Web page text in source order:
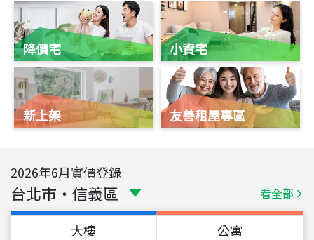
降價宅
新上架
小資宅
友善租屋專區
2026年6月實價登錄
台北市 ・ 信義區 看全部
大樓 公寓